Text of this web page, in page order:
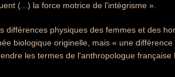
(...) la force motrice de l'intégrisme ».
différences physiques des femmes et des
biologique originelle, mais « une
les termes de l'anthropologue française